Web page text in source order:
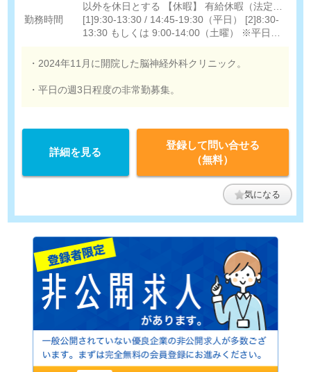
作成 ・事前問診などの診療補助 ・患者対応、
医師・他職種との連携 など
以外を休日とする 【休暇】 有給休暇（法定通
り）
勤務時間
[1]9:30-13:30 / 14:45-19:30（平日） [2]8:30-
13:30 もしくは 9:00-14:00（土曜） ※平日の
※9:30-17:00などの働き方も相談可能
・2024年11月に開院した脳神経外科クリニック。
・平日の週3日程度の非常勤募集。
詳細を見る
登録して問い合せる
（無料）
気になる